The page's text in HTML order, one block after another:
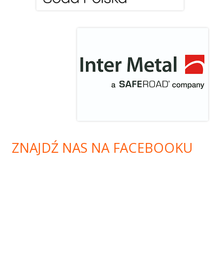
ZNAJDŹ NAS NA FACEBOOKU